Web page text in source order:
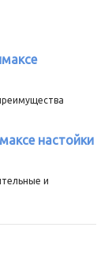
настойки
и